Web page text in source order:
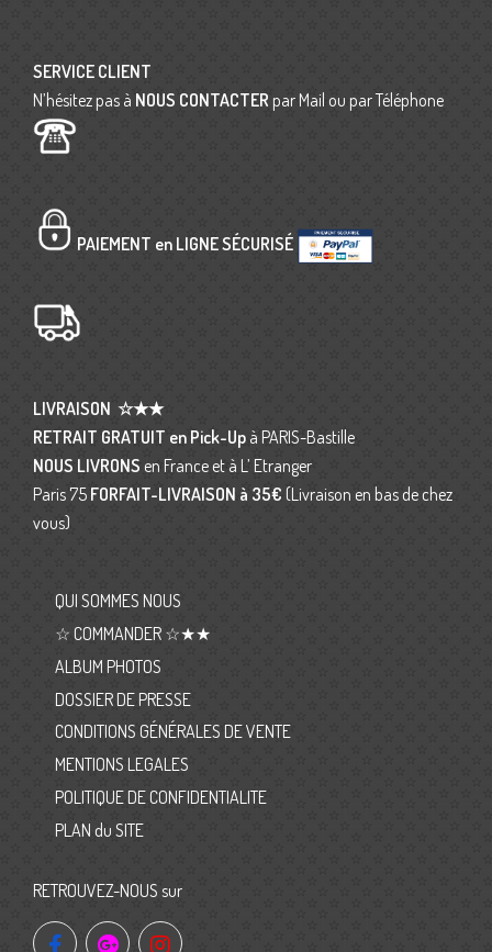
SERVICE CLIENT
N’hésitez pas à NOUS CONTACTER par Mail ou par Téléphone
PAIEMENT en LIGNE SÉCURISÉ
LIVRAISON ☆★★
RETRAIT GRATUIT en Pick-Up à PARIS-Bastille
NOUS LIVRONS en France et à L’ Etranger
Paris 75 FORFAIT-LIVRAISON à 35€ (Livraison en bas de chez
vous)
QUI SOMMES NOUS
☆ COMMANDER ☆★★
ALBUM PHOTOS
DOSSIER DE PRESSE
CONDITIONS GÉNÉRALES DE VENTE
MENTIONS LEGALES
POLITIQUE DE CONFIDENTIALITE
PLAN du SITE
RETROUVEZ-NOUS sur